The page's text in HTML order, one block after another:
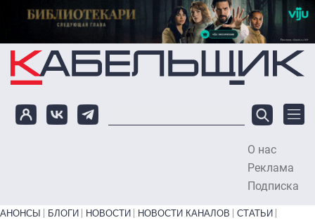
Перейти к основному содержанию
О нас
Реклама
Подписка
Primary links bottom
АНОНСЫ БЛОГИ НОВОСТИ НОВОСТИ КАНАЛОВ
СТАТЬИ